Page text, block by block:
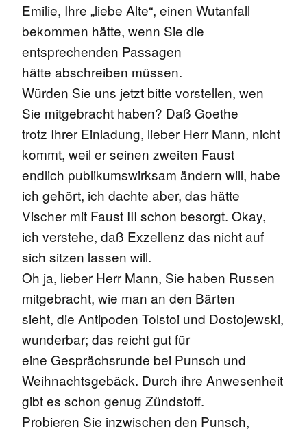
Emilie, Ihre „liebe Alte“, einen Wutanfall
bekommen hätte, wenn Sie die
entsprechenden Passagen
hätte abschreiben müssen.
Würden Sie uns jetzt bitte vorstellen, wen
Sie mitgebracht haben? Daß Goethe
trotz Ihrer Einladung, lieber Herr Mann, nicht
kommt, weil er seinen zweiten Faust
endlich publikumswirksam ändern will, habe
ich gehört, ich dachte aber, das hätte
Vischer mit Faust III schon besorgt. Okay,
ich verstehe, daß Exzellenz das nicht auf
sich sitzen lassen will.
Oh ja, lieber Herr Mann, Sie haben Russen
mitgebracht, wie man an den Bärten
sieht, die Antipoden Tolstoi und Dostojewski,
wunderbar; das reicht gut für
eine Gesprächsrunde bei Punsch und
Weihnachtsgebäck. Durch ihre Anwesenheit
gibt es schon genug Zündstoff.
Probieren Sie inzwischen den Punsch,